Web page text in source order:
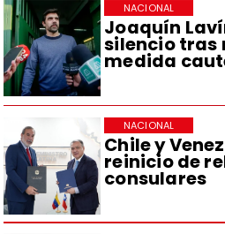
Joaquín
silencio tras
medida
NACIONAL
Chile y
reinicio de
consulares
NACIONAL